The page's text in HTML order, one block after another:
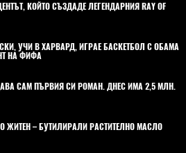
КОЙТО СЪЗДАДЕ ЛЕГЕНДАРНИЯ RAY OF
УЧИ В ХАРВАРД, ИГРАЕ БАСКЕТБОЛ С ОБАМА
НА ФИФА
САМ ПЪРВИЯ СИ РОМАН. ДНЕС ИМА 2,5 МЛН.
ЖИТЕН – БУТИЛИРАЛИ РАСТИТЕЛНО МАСЛО